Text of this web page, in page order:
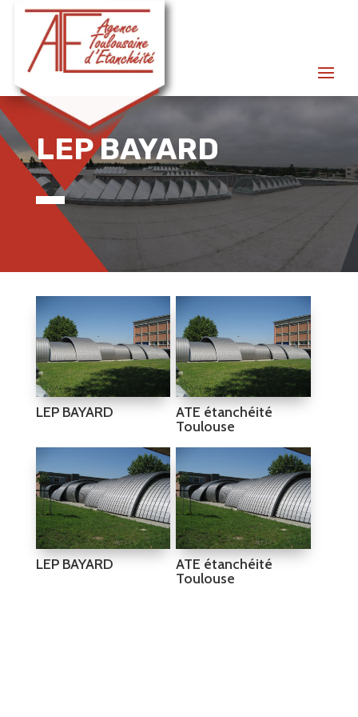
LEP BAYARD
LEP BAYARD
ATE étanchéité
Toulouse
LEP BAYARD
ATE étanchéité
Toulouse